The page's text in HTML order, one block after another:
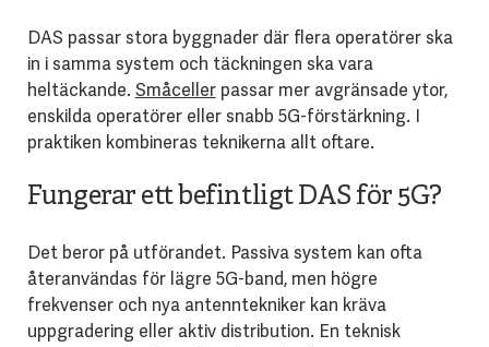
DAS passar stora byggnader där flera operatörer ska
in i samma system och täckningen ska vara
heltäckande. Småcellerpassar mer avgränsade ytor,
enskilda operatörer eller snabb 5G-förstärkning. I
praktiken kombineras teknikerna allt oftare.
Fungerar ett befintligt DAS för 5G?
Det beror på utförandet. Passiva system kan ofta
återanvändas för lägre 5G-band, men högre
frekvenser och nya antenntekniker kan kräva
uppgradering eller aktiv distribution. En teknisk